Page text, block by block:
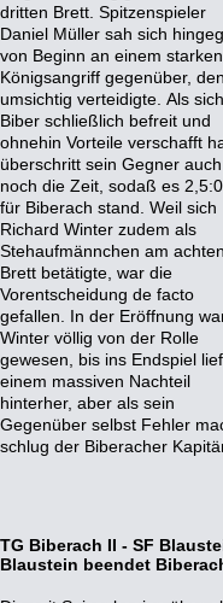
dritten Brett. Spitzenspieler
Daniel Müller sah sich
von Beginn an einem starken
Königsangriff gegenüber,
umsichtig verteidigte. Als
Biber schließlich befreit und
ohnehin Vorteile verschafft
überschritt sein Gegner auch
noch die Zeit, sodaß es
für Biberach stand. Weil sich
Richard Winter zudem als
Stehaufmännchen am achten
Brett betätigte, war die
Vorentscheidung de facto
gefallen. In der Eröffnung
Winter völlig von der Rolle
gewesen, bis ins Endspiel
einem massiven Nachteil
hinterher, aber als sein
Gegenüber selbst Fehler
schlug der Biberacher
der Uhr. Deshalb einigte man
sich sportlich auf eine
Punkteteilung. Von Beginn an in
aktiverer Stellung setzte
Haberbosch schließlich
Schlußpunkt am fünften Brett,
nachdem er im
einen Freibauern zum Sieg
laufen ließ. Mit fünf
und drei Remis hat die zweite
Mannschaft ihren Co-
Tabellenführer also deutlich
zerlegt und befindet sich
weiterhin voll im Soll hinsichtlich
des
Wiederaufstiegs in die
Landesliga. Mit dem
Verbandsligisten Blaustein wartet
in der nächsten Runde aber
TG Biberach II - SF
Blaustein beendet